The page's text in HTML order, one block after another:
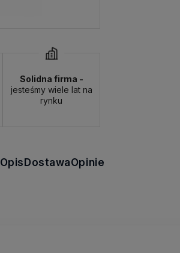
Solidna firma -
jesteśmy wiele lat na
rynku
OpisDostawaOpinie